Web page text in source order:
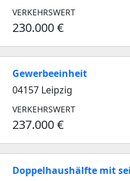
VERKEHRSWERT
230.000 €
Gewerbeeinheit
04157 Leipzig
VERKEHRSWERT
237.000 €
Doppelhaushälfte mit